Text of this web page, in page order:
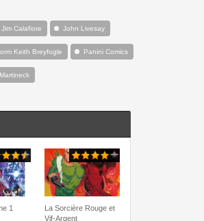
Jim Calafiore John Livesay
Keith Breyfogle Panini Comics
1
La Sorcière Rouge et
Vif-Argent